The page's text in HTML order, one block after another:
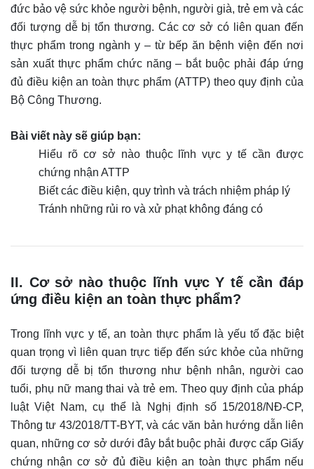
đức bảo vệ sức khỏe người bệnh, người già, trẻ em và các
đối tượng dễ bị tổn thương. Các cơ sở có liên quan đến
thực phẩm trong ngành y – từ bếp ăn bệnh viện đến nơi
sản xuất thực phẩm chức năng – bắt buộc phải đáp ứng
đủ điều kiện an toàn thực phẩm (ATTP) theo quy định của
Bộ Công Thương.
Bài viết này sẽ giúp bạn:
Hiểu rõ cơ sở nào thuộc lĩnh vực y tế cần được
chứng nhận ATTP
Biết các điều kiện, quy trình và trách nhiệm pháp lý
Tránh những rủi ro và xử phạt không đáng có
II. Cơ sở nào thuộc lĩnh vực Y tế cần đáp
ứng điều kiện an toàn thực phẩm?
Trong lĩnh vực y tế, an toàn thực phẩm là yếu tố đặc biệt
quan trọng vì liên quan trực tiếp đến sức khỏe của những
đối tượng dễ bị tổn thương như bệnh nhân, người cao
tuổi, phụ nữ mang thai và trẻ em. Theo quy định của pháp
luật Việt Nam, cụ thể là Nghị định số 15/2018/NĐ-CP,
Thông tư 43/2018/TT-BYT, và các văn bản hướng dẫn liên
quan, những cơ sở dưới đây bắt buộc phải được cấp Giấy
chứng nhận cơ sở đủ điều kiện an toàn thực phẩm nếu